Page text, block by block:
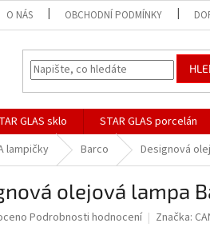
O NÁS OBCHODNÍ PODMÍNKY
GLAS sklo STAR GLAS porcelán
lampičky Barco Designová
olejová lampa
Podrobnosti hodnocení Značka: